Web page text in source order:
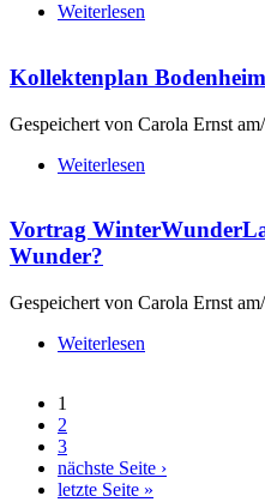
Weiterlesen
Kollektenplan
Gespeichert von Carola Ernst
Weiterlesen
Vortrag
Wunder?
Gespeichert von Carola Ernst
Weiterlesen
Seiten
1
2
3
nächste Seite ›
letzte Seite »